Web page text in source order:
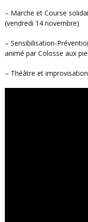
– Marche et Course
(vendredi 14 novembre)
– Sensibilisation-Prévention « Harcèlement / Bizutage » – Atelier
animé par Colosse aux
– Théâtre et